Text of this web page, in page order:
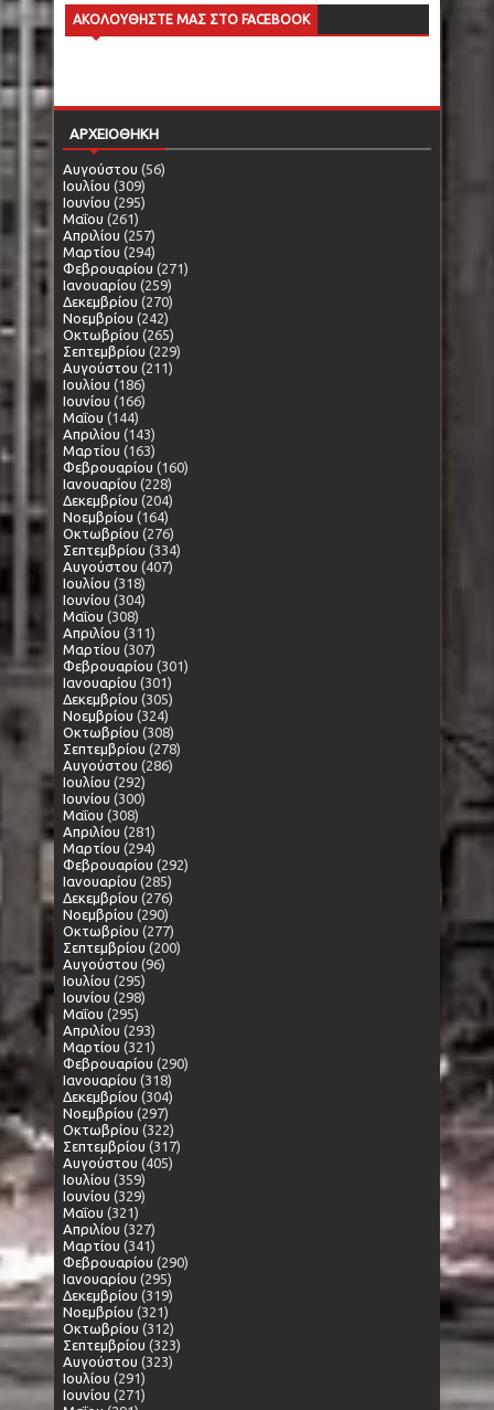
ΑΚΟΛΟΥΘΗΣΤΕ ΜΑΣ ΣΤΟ FACEBOOK
ΑΡΧΕΙΟΘΗΚΗ
Αυγούστου (56)
Ιουλίου (309)
Ιουνίου (295)
Μαΐου (261)
Απριλίου (257)
Μαρτίου (294)
Φεβρουαρίου (271)
Ιανουαρίου (259)
Δεκεμβρίου (270)
Νοεμβρίου (242)
Οκτωβρίου (265)
Σεπτεμβρίου (229)
Αυγούστου (211)
Ιουλίου (186)
Ιουνίου (166)
Μαΐου (144)
Απριλίου (143)
Μαρτίου (163)
Φεβρουαρίου (160)
Ιανουαρίου (228)
Δεκεμβρίου (204)
Νοεμβρίου (164)
Οκτωβρίου (276)
Σεπτεμβρίου (334)
Αυγούστου (407)
Ιουλίου (318)
Ιουνίου (304)
Μαΐου (308)
Απριλίου (311)
Μαρτίου (307)
Φεβρουαρίου (301)
Ιανουαρίου (301)
Δεκεμβρίου (305)
Νοεμβρίου (324)
Οκτωβρίου (308)
Σεπτεμβρίου (278)
Αυγούστου (286)
Ιουλίου (292)
Ιουνίου (300)
Μαΐου (308)
Απριλίου (281)
Μαρτίου (294)
Φεβρουαρίου (292)
Ιανουαρίου (285)
Δεκεμβρίου (276)
Νοεμβρίου (290)
Οκτωβρίου (277)
Σεπτεμβρίου (200)
Αυγούστου (96)
Ιουλίου (295)
Ιουνίου (298)
Μαΐου (295)
Απριλίου (293)
Μαρτίου (321)
Φεβρουαρίου (290)
Ιανουαρίου (318)
Δεκεμβρίου (304)
Νοεμβρίου (297)
Οκτωβρίου (322)
Σεπτεμβρίου (317)
Αυγούστου (405)
Ιουλίου (359)
Ιουνίου (329)
Μαΐου (321)
Απριλίου (327)
Μαρτίου (341)
Φεβρουαρίου (290)
Ιανουαρίου (295)
Δεκεμβρίου (319)
Νοεμβρίου (321)
Οκτωβρίου (312)
Σεπτεμβρίου (323)
Αυγούστου (323)
Ιουλίου (291)
Ιουνίου (271)